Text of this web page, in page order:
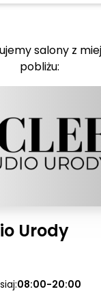
salony z
pobliżu:
Urody
08:00-20:00